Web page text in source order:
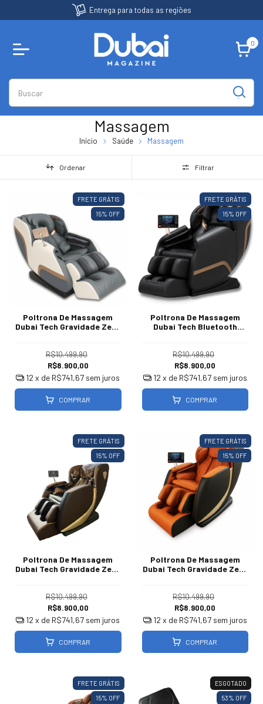
Entrega para todas as regiões
0
Massagem
Início Saúde Massagem
Ordenar Filtrar
FRETE GRÁTIS
15% OFF
Poltrona De Massagem
Dubai Tech Gravidade Zero
R$10.499,90
R$8.900,00
12 x de R$741,67 sem juros
COMPRAR
FRETE GRÁTIS
15% OFF
Poltrona De Massagem
Dubai Tech Bluetooth
R$10.499,90
R$8.900,00
12 x de R$741,67 sem juros
COMPRAR
FRETE GRÁTIS
15% OFF
Poltrona De Massagem
Dubai Tech Gravidade Zero
R$10.499,90
R$8.900,00
12 x de R$741,67 sem juros
COMPRAR
FRETE GRÁTIS
15% OFF
Poltrona De Massagem
Dubai Tech Gravidade Zero
R$10.499,90
R$8.900,00
12 x de R$741,67 sem juros
COMPRAR
FRETE GRÁTIS
15% OFF
ESGOTADO
53% OFF